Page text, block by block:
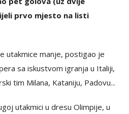
prvo mjesto na listi
utakmice manje, postigao je
sa iskustvom igranja u Italiji,
tim Milana, Kataniju, Padovu...
utakmici u dresu Olimpije, u